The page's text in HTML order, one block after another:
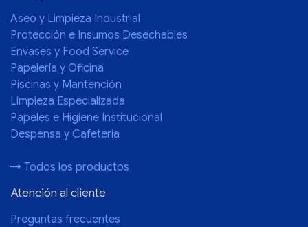
Aseo y Limpieza Industrial
Protección e Insumos Desechables
Envases y Food Service
Papelería y Oficina
Piscinas y Mantención
Limpieza Especializada
Papeles e Higiene Institucional
Despensa y Cafetería
Todos los productos
Atención al cliente
Preguntas frecuentes